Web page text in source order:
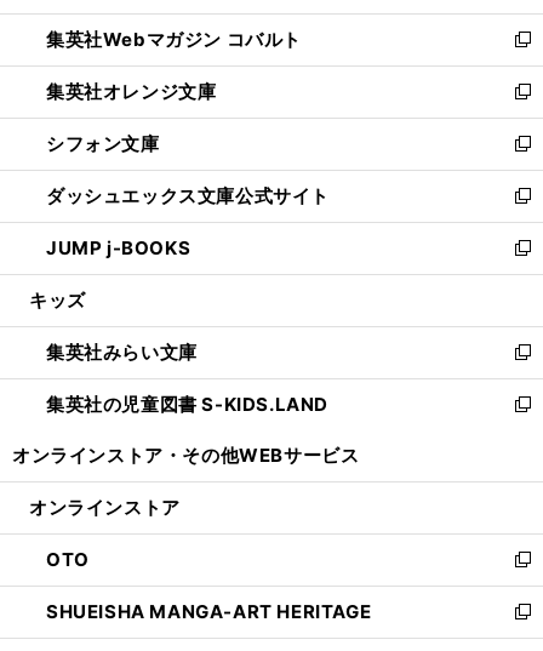
開
く
ウ
で
開
く
ン
ド
ウ
で
開
く
ウ
ィ
ン
ド
ウ
で
開
く
集英社Webマガジン コバルト
新
し
い
ウ
ィ
ン
ド
ウ
で
開
集英社オレンジ文庫
新
し
い
ウ
ィ
ン
ド
ウ
開
く
シフォン文庫
新
し
い
ウ
ィ
ン
ウ
で
開
く
ダッシュエックス文庫公式サイト
新
し
い
ウ
ン
ド
ウ
で
JUMP j-BOOKS
新
し
ウ
ィ
ン
ド
開
キッズ
集英社みらい文庫
新
し
い
ン
ウ
で
開
く
集英社の児童図書 S-KIDS.LAND
新
ウ
ン
ド
ウ
で
開
オンラインストア・ その他WEBサービス
オンラインストア
OTO
新
し
い
ウ
SHUEISHA MANGA-ART HERITAGE
新
し